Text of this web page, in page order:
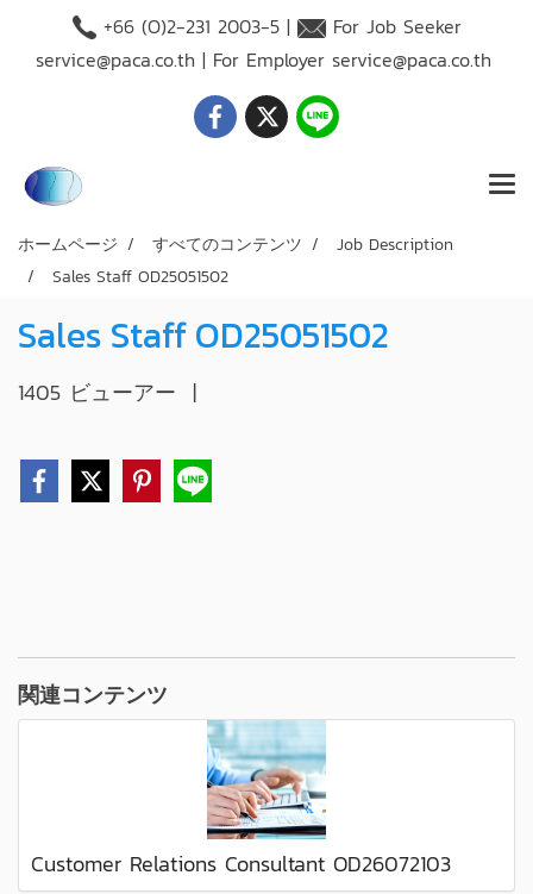
+66 (O)2-231 2003-5 |
For Job Seeker
service@paca.co.th | For Employer service@paca.co.th
ホームページ すべてのコンテンツ
Job Description
Sales Staff OD25051502
Sales Staff OD25051502
1405 ビューアー |
関連コンテンツ
Customer Relations Consultant OD26072103